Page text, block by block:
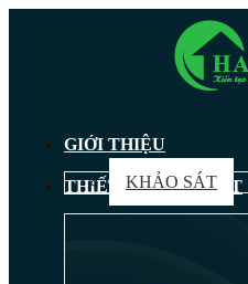
GIỚI THIỆU
KHẢO SÁT
THIẾT KẾ NỘI THẤT